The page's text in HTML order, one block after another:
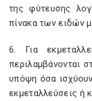
της φύτευσης
πίνακα των ειδών
6. Για
περιλαμβάνονται
υπόψη όσα
εκμεταλλεύσεις ή